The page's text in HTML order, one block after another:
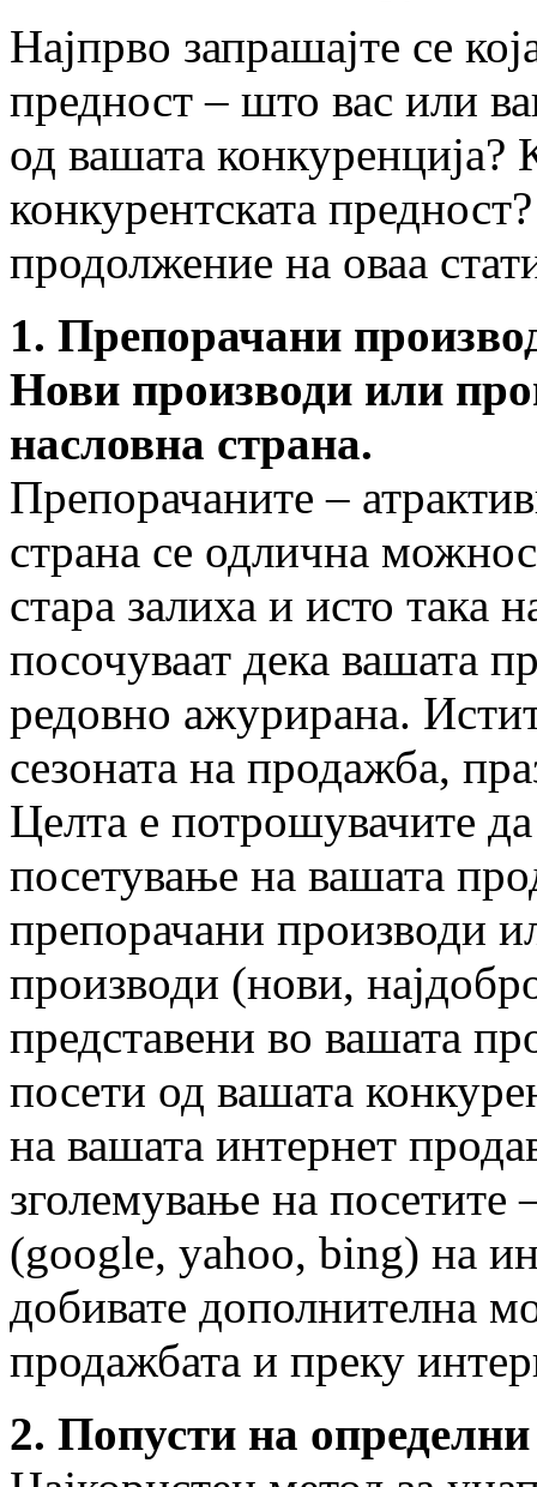
Најпрво запрашајте се
предност – што вас или
од вашата конкуренција?
конкурентската
продолжение на оваа
1. Препорачани
Нови производи или
насловна страна.
Препорачаните –
страна се одлична
стара залиха и исто така
посочуваат дека вашата
редовно ажурирана.
сезоната на продажба,
Целта е потрошувачите да
посетување на вашата
препорачани производи
производи (нови,
представени во вашата
посети од вашата
на вашата интернет
зголемување на посетите
(google, yahoo, bing) на
добивате дополнителна
продажбата и преку
2. Попусти на